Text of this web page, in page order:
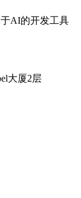
AI的开发工具
大厦2层